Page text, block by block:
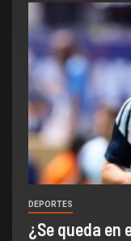
DEPORTES
¿Se queda en